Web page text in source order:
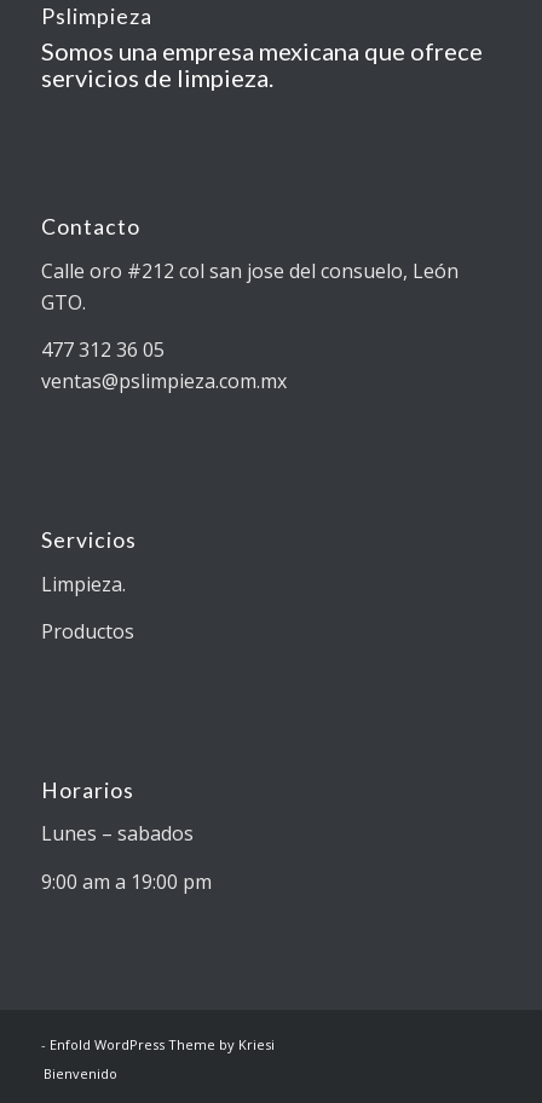
Pslimpieza
Somos una empresa mexicana que ofrece
servicios de limpieza.
Contacto
Calle oro #212 col san jose del consuelo, León
GTO.
477 312 36 05
ventas@pslimpieza.com.mx
Servicios
Limpieza.
Productos
Horarios
Lunes – sabados
9:00 am a 19:00 pm
- Enfold WordPress Theme by Kriesi
Bienvenido